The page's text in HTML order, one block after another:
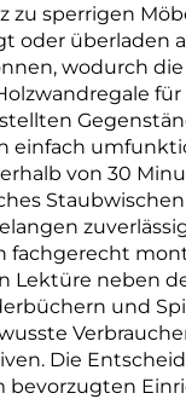
zu sperrigen
oder überladen
wodurch
einfach
von 30
fachgerecht
Lektüre neben
und
Die
bevorzugten